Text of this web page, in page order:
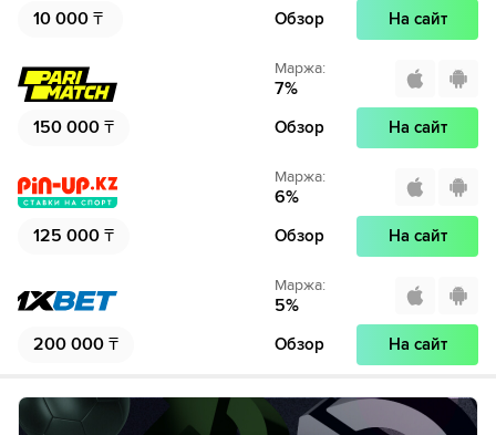
10 000 ₸ Обзор На сайт
150 000 ₸
Маржа:
7%
Обзор На сайт
125 000 ₸
Маржа:
6%
Обзор На сайт
200 000 ₸
Маржа:
5%
Обзор На сайт